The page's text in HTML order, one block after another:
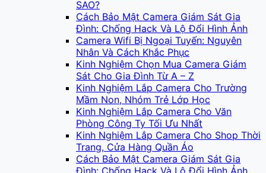
SAO?
Cách Bảo Mật Camera Giám Sát Gia
Đình: Chống Hack Và Lộ Đổi Hình Ảnh
Camera Wifi Bị Ngoại Tuyến: Nguyên
Nhân Và Cách Khắc Phục
Kinh Nghiệm Chọn Mua Camera Giám
Sát Cho Gia Đình Từ A – Z
Kinh Nghiệm Lắp Camera Cho Trường
Mầm Non, Nhóm Trẻ Lớp Học
Kinh Nghiệm Lắp Camera Cho Văn
Phòng Công Ty Tối Ưu Nhất
Kinh Nghiệm Lắp Camera Cho Shop Thời
Trang, Cửa Hàng Quần Áo
Cách Bảo Mật Camera Giám Sát Gia